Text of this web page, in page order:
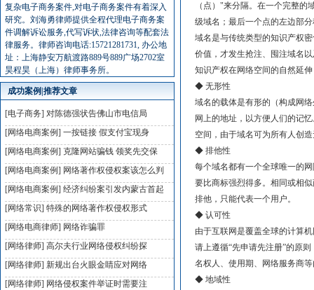
复杂电子商务案件,对电子商务案件有着深入
研究。刘海勇律师提供全程代理电子商务案
件调解诉讼服务,代写诉状,法律咨询等配套法
律服务。律师咨询电话:15721281731, 办公地
址：上海静安万航渡路889号889广场2702室
昊程昊（上海）律师事务所。
成功案例|推荐文章
[电子商务] 对陈德强状告佛山市电信局
[网络电商案例] 一按链接 假支付宝现身
[网络电商案例] 克隆网站骗钱 领奖先交保
[网络电商案例] 网络著作权侵权案该怎么判
[网络电商案例] 经济纠纷案引发内蒙古首起
[网络常识] 特殊的网络著作权侵权形式
[网络电商律师] 网络诈骗罪
[网络律师] 高尔夫行业网络侵权纠纷探
[网络律师] 新规出台火眼金睛应对网络
[网络律师] 网络侵权案件举证时需要注
（点）"来分隔。在一个完整的
级域名；最后一个点的左边部
域名是与传统类型的知识产权
价值，才发生抢注、囤注域名
知识产权在网络空间的自然延
◆ 无形性
域名的载体是有形的（构成网
网上的地址，以方便人们的记
空间，由于域名可为所有人创
◆ 排他性
每个域名都有一个全球唯一的
要比商标强烈得多。相同或相
排他，只能代表一个用户。
◆ 认可性
由于互联网是覆盖全球的计算
请上遵循“先申请先注册”的原
名权人、使用期、网络服务商
◆ 地域性